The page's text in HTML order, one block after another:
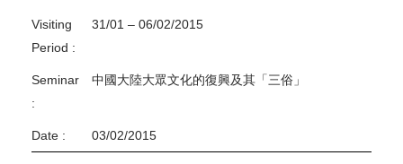
Visiting
Period :
31/01 – 06/02/2015
Seminar
:
中國大陸大眾文化的復興及其「三俗」
Date : 03/02/2015